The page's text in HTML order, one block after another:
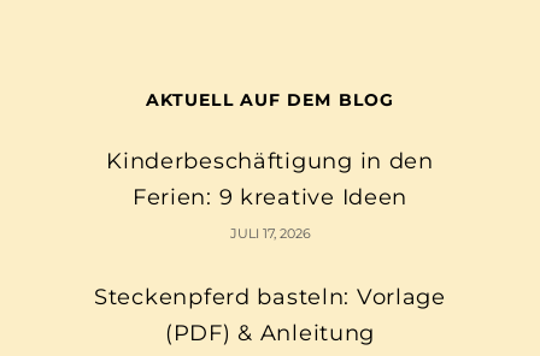
AKTUELL AUF DEM BLOG
Kinderbeschäftigung in den
Ferien: 9 kreative Ideen
JULI 17, 2026
Steckenpferd basteln: Vorlage
(PDF) & Anleitung